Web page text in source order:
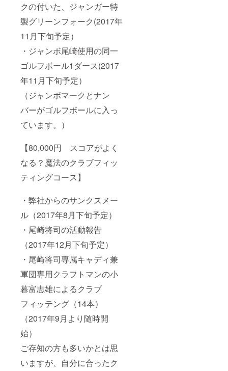
クの付いた、ジャンガー特
製グリーンフォーク(2017年
11月下旬予定）
・ジャンボ尾崎使用の同一
ゴルフボール1ダース(2017
年11月下旬予定）
（ジャンボマークとナン
バーがゴルフボールに入っ
ています。）
【80,000円 スコアがよく
なる？魔法のクラブフィッ
ティングコース】
・弊社からのサンクスメー
ル（2017年8月下旬予定）
・尾崎将司の活動報告
（2017年12月下旬予定）
・尾崎将司専属キャディ兼
軍団専用クラフトマンの小
暮富志雄によるクラブ
フィッテング（14本）
（2017年9月より随時開
始）
ご存知の方も多いかとは思
いますが、自分に合ったク